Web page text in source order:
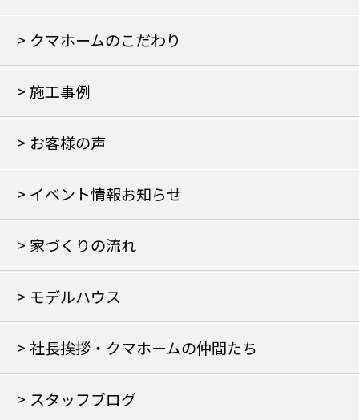
クマホームのこだわり
施工事例
お客様の声
イベント情報お知らせ
家づくりの流れ
モデルハウス
社長挨拶・クマホームの仲間たち
スタッフブログ